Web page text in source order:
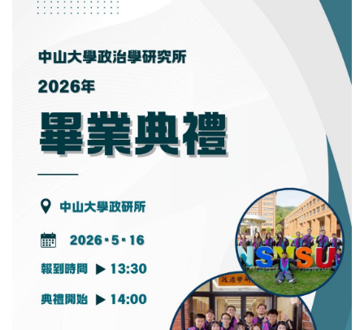
https://ips.nsysu.edu.tw/stories/lesson_experience （備註：正